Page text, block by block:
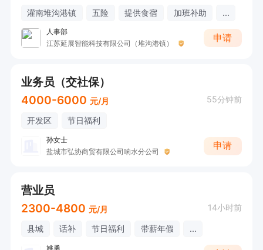
灌南堆沟港镇 五险 提供食宿 加班补助 ...
人事部
江苏延展智能科技有限公司（堆沟港镇）
申请
业务员（交社保）
4000-6000 元/月 55分钟前
开发区 节日福利
孙女士
盐城市弘协商贸有限公司响水分公司
申请
营业员
2300-4800 元/月 14小时前
县城 话补 节日福利 带薪年假 ...
姚勇